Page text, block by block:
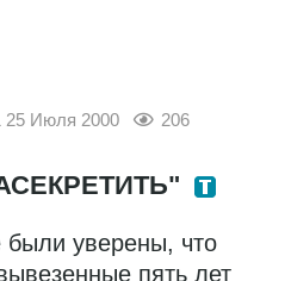
25 Июля 2000 206
были уверены, что
пять лет